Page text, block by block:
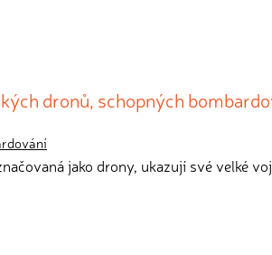
dronů, schopných
jako drony, ukazují své velké